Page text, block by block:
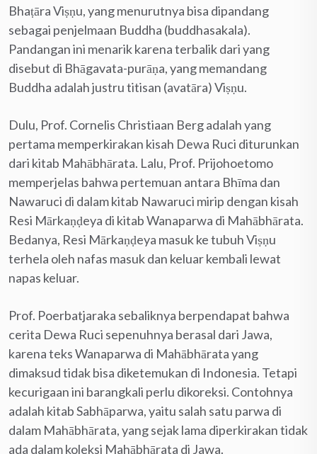
Bhaṭāra Viṣṇu, yang menurutnya bisa dipandang
sebagai penjelmaan Buddha (buddhasakala).
Pandangan ini menarik karena terbalik dari yang
disebut di Bhāgavata-purāṇa, yang memandang
Buddha adalah justru titisan (avatāra) Viṣṇu.
Dulu, Prof. Cornelis Christiaan Berg adalah yang
pertama memperkirakan kisah Dewa Ruci diturunkan
dari kitab Mahābhārata. Lalu, Prof. Prijohoetomo
memperjelas bahwa pertemuan antara Bhīma dan
Nawaruci di dalam kitab Nawaruci mirip dengan kisah
Resi Mārkaṇḍeya di kitab Wanaparwa di Mahābhārata.
Bedanya, Resi Mārkaṇḍeya masuk ke tubuh Viṣṇu
terhela oleh nafas masuk dan keluar kembali lewat
napas keluar.
Prof. Poerbatjaraka sebaliknya berpendapat bahwa
cerita Dewa Ruci sepenuhnya berasal dari Jawa,
karena teks Wanaparwa di Mahābhārata yang
dimaksud tidak bisa diketemukan di Indonesia. Tetapi
kecurigaan ini barangkali perlu dikoreksi. Contohnya
adalah kitab Sabhāparwa, yaitu salah satu parwa di
dalam Mahābhārata, yang sejak lama diperkirakan tidak
ada dalam koleksi Mahābhārata di Jawa.